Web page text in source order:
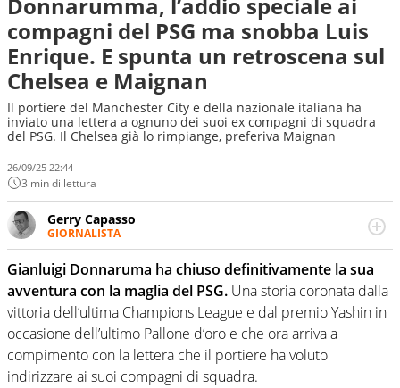
compagni del PSG ma snobba Luis
Enrique. E spunta un retroscena sul
Chelsea e Maignan
Il portiere del Manchester City e della nazionale italiana ha
inviato una lettera a ognuno dei suoi ex compagni di squadra
del PSG. Il Chelsea già lo rimpiange, preferiva Maignan
26/09/25 22:44
3 min di lettura
Gerry Capasso
GIORNALISTA
Per lui gli sport americani non hanno segreti: basket,
football, baseball e la capacità innata di trovare la notizia
dove altri non vedono granché
Gianluigi Donnaruma ha chiuso definitivamente la sua
avventura con la maglia del PSG. Una storia coronata dalla
vittoria dell’ultima Champions League e dal premio Yashin in
occasione dell’ultimo Pallone d’oro e che ora arriva a
compimento con la lettera che il portiere ha voluto
indirizzare ai suoi compagni di squadra.